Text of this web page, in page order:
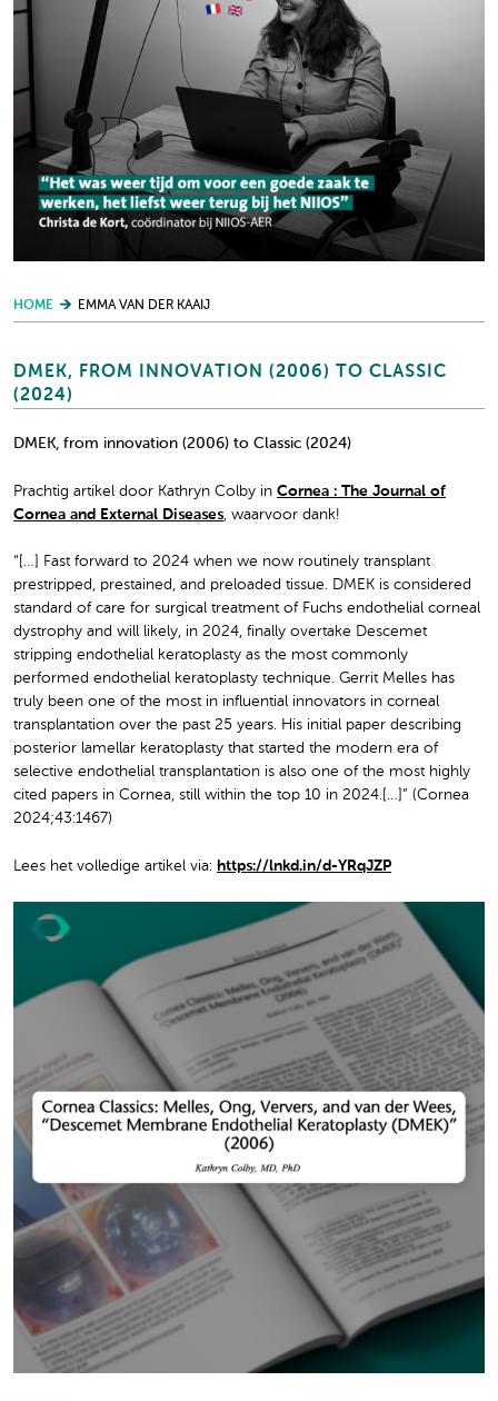
HOME EMMA VAN DER KAAIJ
DMEK, FROM INNOVATION (2006) TO CLASSIC
(2024)
DMEK, from innovation (2006) to Classic (2024)
Prachtig artikel door Kathryn Colby in Cornea : The Journal of
Cornea and External Diseases , waarvoor dank!
“[…] Fast forward to 2024 when we now routinely transplant
prestripped, prestained, and preloaded tissue. DMEK is considered
standard of care for surgical treatment of Fuchs endothelial corneal
dystrophy and will likely, in 2024, finally overtake Descemet
stripping endothelial keratoplasty as the most commonly
performed endothelial keratoplasty technique. Gerrit Melles has
truly been one of the most in influential innovators in corneal
transplantation over the past 25 years. His initial paper describing
posterior lamellar keratoplasty that started the modern era of
selective endothelial transplantation is also one of the most highly
cited papers in Cornea, still within the top 10 in 2024.[…]” (Cornea
2024;43:1467)
Lees het volledige artikel via: https://lnkd.in/d-YRqJZP